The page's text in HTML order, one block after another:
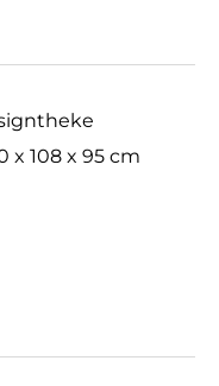
x 108 x 95 cm